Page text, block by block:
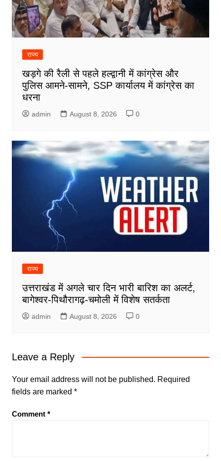
राज्य
खड़गे की रैली से पहले हल्द्वानी में कांग्रेस और
पुलिस आमने-सामने, SSP कार्यालय में कांग्रेस का
धरना
admin August 8, 2026 0
राज्य
उत्तराखंड में अगले चार दिन भारी बारिश का अलर्ट,
बागेश्वर-पिथौरागढ़-चमोली में विशेष सतर्कता
admin August 8, 2026 0
Leave a Reply
Your email address will not be published. Required
fields are marked *
Comment *